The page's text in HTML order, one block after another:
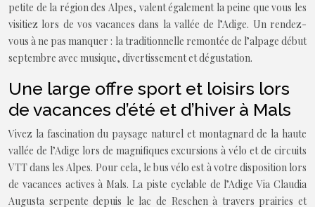
petite de la région des Alpes, valent également la peine que vous les
visitiez lors de vos vacances dans la vallée de l’Adige. Un rendez-
vous à ne pas manquer : la traditionnelle remontée de l’alpage début
septembre avec musique, divertissement et dégustation.
Une large offre sport et loisirs lors
de vacances d’été et d’hiver à Mals
Vivez la fascination du paysage naturel et montagnard de la haute
vallée de l’Adige lors de magnifiques excursions à vélo et de circuits
VTT dans les Alpes. Pour cela, le bus vélo est à votre disposition lors
de vacances actives à Mals. La piste cyclable de l’Adige Via Claudia
Augusta serpente depuis le lac de Reschen à travers prairies et